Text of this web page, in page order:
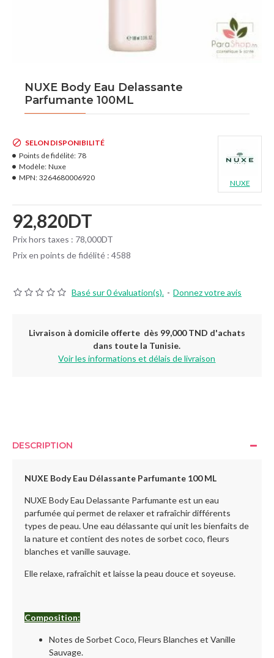
NUXE Body Eau Delassante
Parfumante 100ML
Basé sur 0 évaluation(s). - Donnez votre avis
92,820DT
Prix hors taxes : 78,000DT
Prix en points de fidélité : 4588
SELON DISPONIBILITÉ
Points de fidélité: 78
Modèle: Nuxe
MPN: 3264680006920
NUXE
Livraison à domicile offerte dès 99,000 TND d'achats
dans toute la Tunisie.
Voir les informations et délais de livraison
DESCRIPTION
NUXE Body Eau Délassante Parfumante 100 ML
NUXE Body Eau Delassante Parfumante est un eau
parfumée qui permet de relaxer et rafraîchir différents
types de peau. Une eau délassante qui unit les bienfaits de
la nature et contient des notes de sorbet coco, fleurs
blanches et vanille sauvage.
Elle relaxe, rafraîchit et laisse la peau douce et soyeuse.
Composition:
Notes de Sorbet Coco, Fleurs Blanches et Vanille
Sauvage.